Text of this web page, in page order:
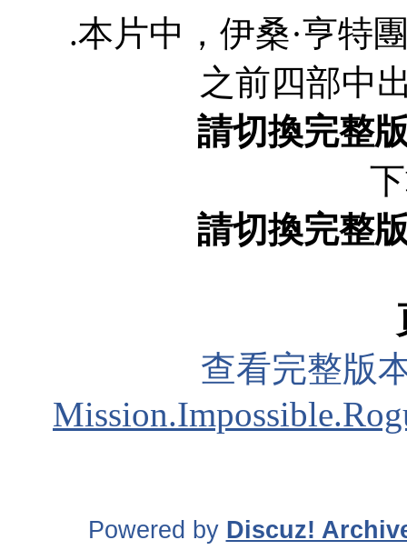
.本片中，伊桑·亨特
之前四部中
請切換完整
請切換完整
查看完整版
Powered by Discuz!